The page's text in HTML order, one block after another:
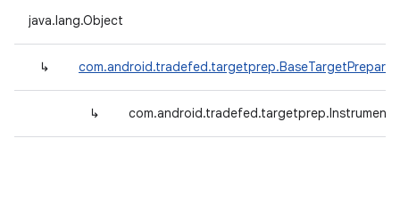
java.lang.Object
↳ com.android.tradefed.targetprep.BaseTargetPreparer
↳